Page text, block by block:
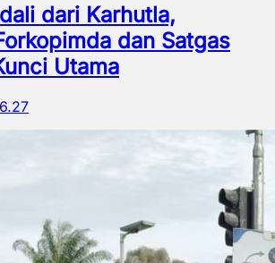
dari Karhutla,
dan Satgas
Utama